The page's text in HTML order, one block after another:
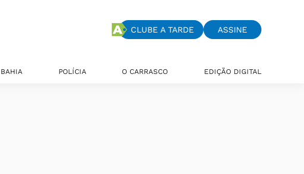
CLUBE A TARDE ASSINE
BAHIA POLÍCIA O CARRASCO EDIÇÃO DIGITAL